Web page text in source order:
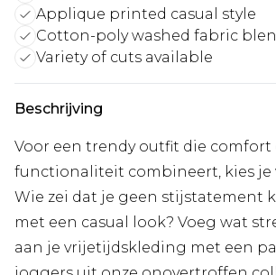
Applique printed casual style
Cotton-poly washed fabric
Variety of cuts available
Beschrijving
Voor een trendy outfit die comfort
functionaliteit combineert, kies je
Wie zei dat je geen stijstatement
met een casual look? Voeg wat
aan je vrijetijdskleding met een